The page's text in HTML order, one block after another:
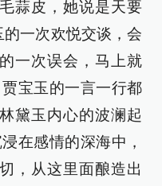
蒜皮，她说是天要
的一次欢悦交谈，会
一次误会，马上就
宝玉的一言一行都
黛玉内心的波澜起
在感情的深海中，
，从这里面酿造出